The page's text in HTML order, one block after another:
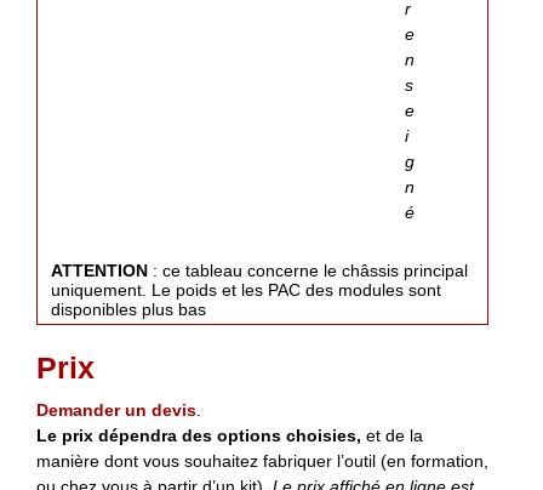
r
e
n
s
e
i
g
n
é
ATTENTION : ce tableau concerne le châssis principal
uniquement. Le poids et les PAC des modules sont
disponibles plus bas
Prix
Demander un devis.
Le prix dépendra des options choisies, et de la
manière dont vous souhaitez fabriquer l’outil (en formation,